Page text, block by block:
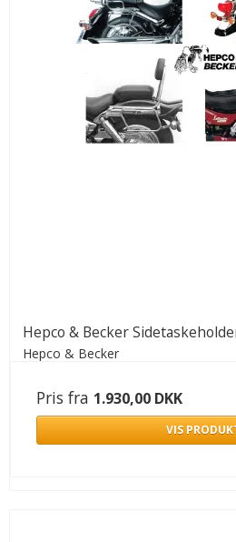
Hepco & Becker
Hepco & Becker
Pris fra 1.930,00 DKK
VIS